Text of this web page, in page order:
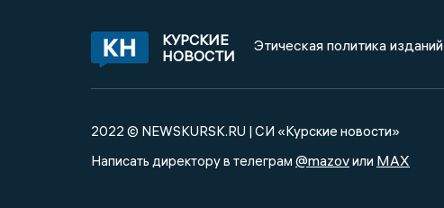
КУРСКИЕ
НОВОСТИ
Этическая политика изданий
2022 © NEWSKURSK.RU | СИ «Курские новости»
Написать директору в телеграм @mazovили MAX